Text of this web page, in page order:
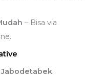
– Bisa via